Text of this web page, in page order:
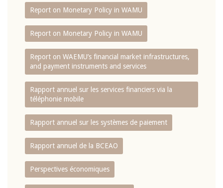
Report on Monetary Policy in WAMU
Report on Monetary Policy in WAMU
Report on WAEMU’s financial market infrastructures,
and payment instruments and services
Rapport annuel sur les services financiers via la
téléphonie mobile
Rapport annuel sur les systèmes de paiement
Rapport annuel de la BCEAO
Perspectives économiques